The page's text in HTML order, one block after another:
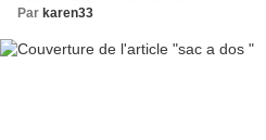
Par karen33